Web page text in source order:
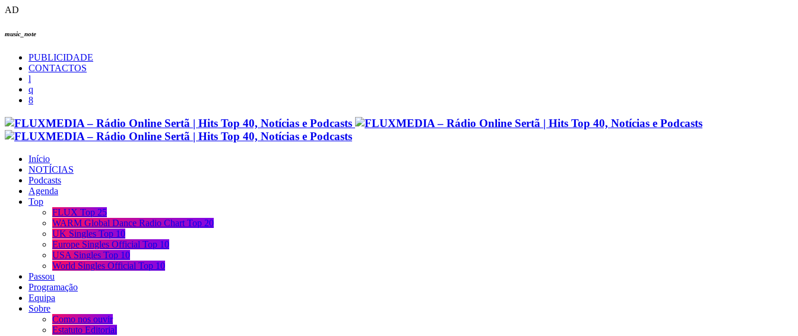
AD
music_note
PUBLICIDADE
CONTACTOS
Início
NOTÍCIAS
Podcasts
Agenda
Top
FLUX Top 25
WARM Global Dance Radio Chart Top 20
UK Singles Top 10
Europe Singles Official Top 10
USA Singles Top 10
World Singles Official Top 10
Passou
Programação
Equipa
Sobre
Como nos ouvir
Estatuto Editorial